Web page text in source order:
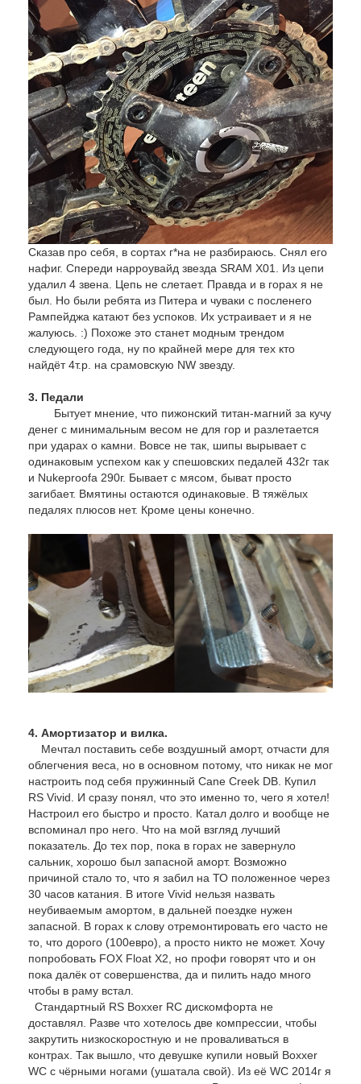
Сказав про себя, в сортах г*на не разбираюсь. Снял его
нафиг. Спереди нарроувайд звезда SRAM X01. Из цепи
удалил 4 звена. Цепь не слетает. Правда и в горах я не
был. Но были ребята из Питера и чуваки с посленего
Рампейджа катают без успоков. Их устраивает и я не
жалуюсь. :) Похоже это станет модным трендом
следующего года, ну по крайней мере для тех кто
найдёт 4т.р. на срамовскую NW звезду.
3. Педали
Бытует мнение, что пижонский титан-магний за кучу
денег с минимальным весом не для гор и разлетается
при ударах о камни. Вовсе не так, шипы вырывает с
одинаковым успехом как у спешовских педалей 432г так
и Nukeproofa 290г. Бывает с мясом, быват просто
загибает. Вмятины остаются одинаковые. В тяжёлых
педалях плюсов нет. Кроме цены конечно.
4. Амортизатор и вилка.
Мечтал поставить себе воздушный аморт, отчасти для
облегчения веса, но в основном потому, что никак не мог
настроить под себя пружинный Cane Creek DB. Купил
RS Vivid. И сразу понял, что это именно то, чего я хотел!
Настроил его быстро и просто. Катал долго и вообще не
вспоминал про него. Что на мой взгляд лучший
показатель. До тех пор, пока в горах не завернуло
сальник, хорошо был запасной аморт. Возможно
причиной стало то, что я забил на ТО положенное через
30 часов катания. В итоге Vivid нельзя назвать
неубиваемым амортом, в дальней поездке нужен
запасной. В горах к слову отремонтировать его часто не
то, что дорого (100евро), а просто никто не может. Хочу
попробовать FOX Float X2, но профи говорят что и он
пока далёк от совершенства, да и пилить надо много
чтобы в раму встал.
Стандартный RS Boxxer RC дискомфорта не
доставлял. Разве что хотелось две компрессии, чтобы
закрутить низкоскоростную и не проваливаться в
контрах. Так вышло, что девушке купили новый Boxxer
WC с чёрными ногами (ушатала свой). Из её WC 2014г я